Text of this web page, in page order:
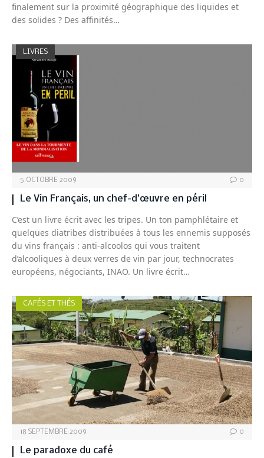
finalement sur la proximité géographique des liquides et
des solides ? Des affinités…
LIVRES
5 OCTOBRE 2009 0
Le Vin Français, un chef-d’œuvre en péril
C’est un livre écrit avec les tripes. Un ton pamphlétaire et
quelques diatribes distribuées à tous les ennemis supposés
du vins français : anti-alcoolos qui vous traitent
d’alcooliques à deux verres de vin par jour, technocrates
européens, négociants, INAO. Un livre écrit…
CAFÉS ET THÉS
18 SEPTEMBRE 2009 0
Le paradoxe du café